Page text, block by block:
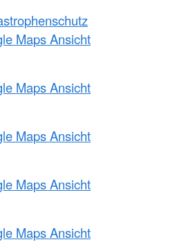
Maps Ansicht
Maps Ansicht
Maps Ansicht
Maps Ansicht
Maps Ansicht